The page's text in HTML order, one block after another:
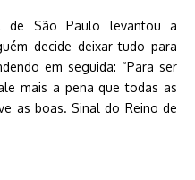
de São Paulo levantou a
decide deixar tudo para
em seguida: “Para ser
mais a pena que todas as
as boas. Sinal do Reino de